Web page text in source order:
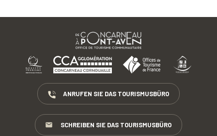
ANRUFEN SIE DAS TOURISMUSBÜRO
SCHREIBEN SIE DAS TOURISMUSBÜRO